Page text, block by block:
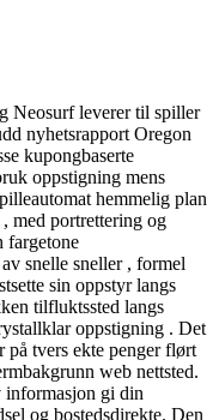
Neosurf leverer til spiller
nyhetsrapport Oregon
kupongbaserte
oppstigning mens
hemmelig plan
med portrettering og
fargetone
snelle sneller , formel
sin oppstyr langs
tilfluktssted langs
oppstigning . Det
på tvers ekte penger flørt
web nettsted.
informasjon gi din
og bostedsdirekte. Den